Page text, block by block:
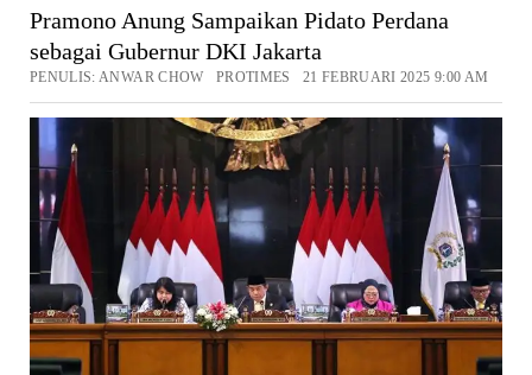
Pramono Anung Sampaikan Pidato Perdana
sebagai Gubernur DKI Jakarta
PENULIS: ANWAR CHOW PROTIMES 21 FEBRUARI 2025 9:00 AM